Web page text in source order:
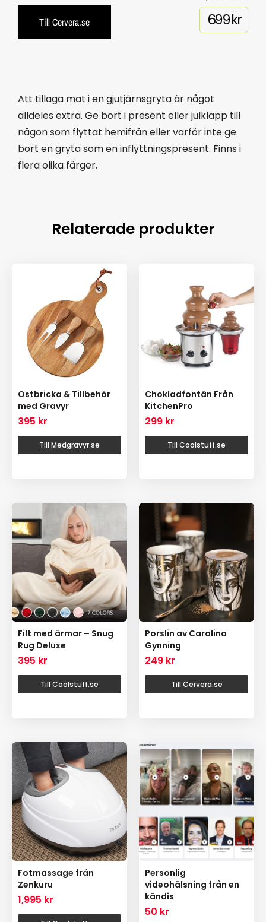
Till Cervera.se 699kr
Att tillaga mat i en gjutjärnsgryta är något
alldeles extra. Ge bort i present eller julklapp till
någon som flyttat hemifrån eller varför inte ge
bort en gryta som en inflyttningspresent. Finns i
flera olika färger.
Relaterade produkter
Ostbricka & Tillbehör
med Gravyr
395 kr
Till Medgravyr.se
Chokladfontän Från
KitchenPro
299 kr
Till Coolstuff.se
Filt med ärmar – Snug
Rug Deluxe
395 kr
Till Coolstuff.se
Porslin av Carolina
Gynning
249 kr
Till Cervera.se
Fotmassage från
Zenkuru
1,995 kr
Personlig
videohälsning från en
kändis
50 kr